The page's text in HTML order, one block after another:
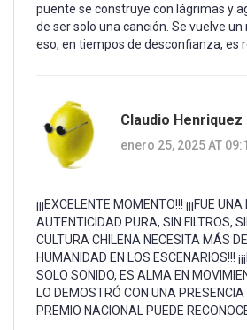
puente se construye con lágrimas y
de ser solo una canción. Se vuelve
eso, en tiempos de desconfianza, es
Claudio Henriquez
enero 25, 2025 AT
¡¡¡EXCELENTE MOMENTO!!! ¡¡¡FUE
AUTENTICIDAD PURA, SIN FILTROS,
CULTURA CHILENA NECESITA MÁS
HUMANIDAD EN LOS ESCENARIOS!!!
SOLO SONIDO, ES ALMA EN
LO DEMOSTRÓ CON UNA PRESENCIA
PREMIO NACIONAL PUEDE